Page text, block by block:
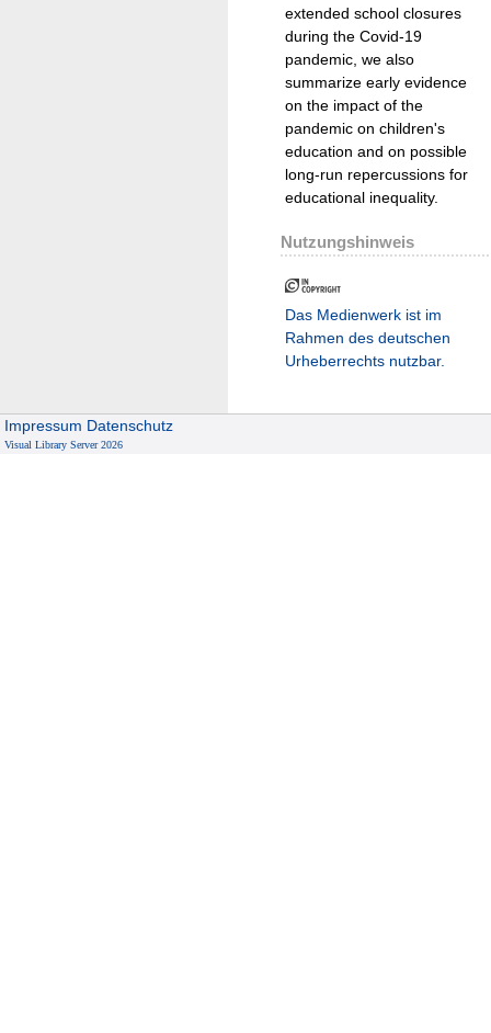
extended school closures
during the Covid-19
pandemic, we also
summarize early evidence
on the impact of the
pandemic on children's
education and on possible
long-run repercussions for
educational inequality.
Nutzungshinweis
Das Medienwerk ist im
Rahmen des deutschen
Urheberrechts nutzbar.
Impressum Datenschutz
Visual Library Server 2026